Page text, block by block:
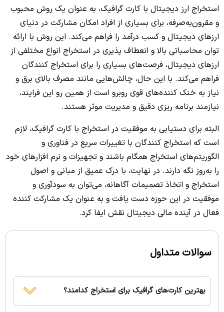
استخراج ارز دیجیتال با کارت گرافیک، به عنوان یک روش محبوب
و مقرون‌به‌صرفه، برای بسیاری از افراد امکان مشارکت در دنیای
ارزهای دیجیتال و کسب درآمد را فراهم می‌کند. این روش با ارائه
توان محاسباتی بالا و انعطاف‌ پذیری در استخراج انواع مختلفی از
ارزهای دیجیتال، فرصت‌های بسیاری را برای استخراج کنندگان
فراهم می‌کند. با این حال، چالش‌هایی مانند مصرف بالای برق و
نیاز به خنک کننده‌های قوی روبرو است از همین رو این فرایند،
نیازمند برنامه ریزی دقیق و مدیریت موثر هستند.
البته برای دستیابی به موفقیت در استخراج با کارت گرافیک، لازم
است که استخراج کنندگان با تغییرات سریع در فناوری و
الگوریتم‌های استخراج همگام باشند و تجهیزات و نرم افزارهای خود
را به‌روز نگه دارند. در نهایت، با درک عمیق از مبانی و اصول
استخراج و اتخاذ تصمیمات آگاهانه، می‌توان به سودآوری و
موفقیت در این حوزه دست یافت و به عنوان یک مشارکت کننده
فعال در آینده مالی دیجیتال نقش ایفا کرد.
سوالات متداول
بهترین کارت‌های گرافیک برای استخراج کدامند؟